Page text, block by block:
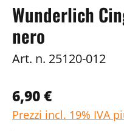
Wunderlich
nero
Art. n. 25120-012
6,90 €
Prezzi incl. 19% IVA